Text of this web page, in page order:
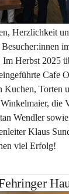
Herzlichkeit
Herbst 2025
Cafe
Kuchen, Torten
die
Wendler sowie
Klaus
viel Erfolg!